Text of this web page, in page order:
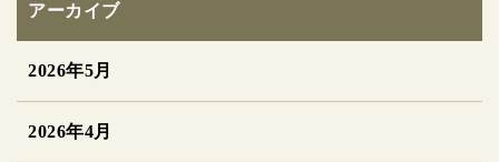
アーカイブ
2026年5月
2026年4月